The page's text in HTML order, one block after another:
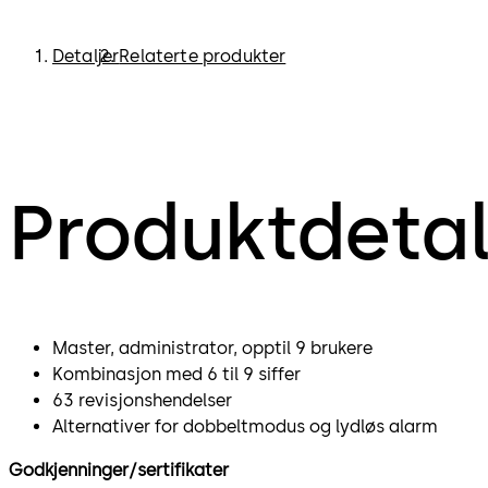
DetaljerRelaterte produkter
Master, administrator, opptil 9 brukere
Kombinasjon med 6 til 9 siffer
63 revisjonshendelser
Alternativer for dobbeltmodus og lydløs alarm
Godkjenninger/sertifikater